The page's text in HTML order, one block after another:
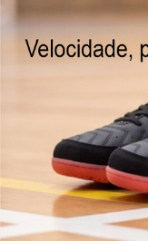
S. R.
Copa
Equipe Vermelha
Gaspar e João